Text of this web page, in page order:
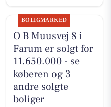
BOLIGMARKED
O B Muusvej 8 i
Farum er solgt for
11.650.000 - se
køberen og 3
andre solgte
boliger